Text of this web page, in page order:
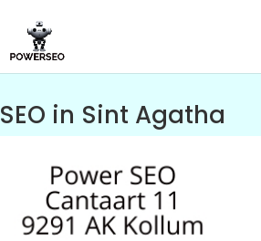
SEO in Sint Agatha